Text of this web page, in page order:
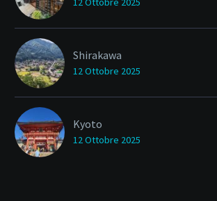
Shirakawa
12 Ottobre 2025
Kyoto
12 Ottobre 2025